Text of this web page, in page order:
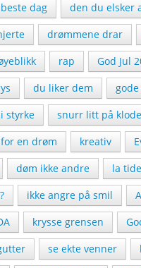
dag den du elsker
drømmene drar
rap God Jul
du liker dem
styrke snurr litt på
en drøm kreativ
døm ikke andre
la
ikke angre på smil
krysse grensen
se ekte venner